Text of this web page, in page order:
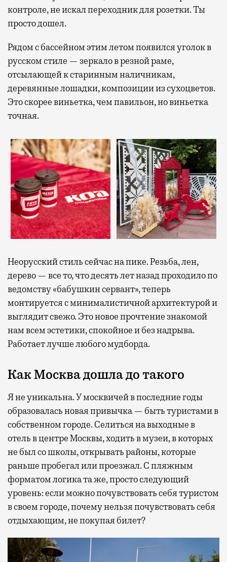
контроле, не искал переходник для розетки. Ты
просто дошел.
Рядом с бассейном этим летом появился уголок в
русском стиле — зеркало в резной раме,
отсылающей к старинным наличникам,
деревянные лошадки, композиции из сухоцветов.
Это скорее виньетка, чем павильон, но виньетка
точная.
Неорусский стиль сейчас на пике. Резьба, лен,
дерево — все то, что десять лет назад проходило по
ведомству «бабушкин сервант», теперь
монтируется с минималистичной архитектурой и
выглядит свежо. Это новое прочтение знакомой
нам всем эстетики, спокойное и без надрыва.
Работает лучше любого мудборда.
Как Москва дошла до такого
Я не уникальна. У москвичей в последние годы
образовалась новая привычка — быть туристами в
собственном городе. Селиться на выходные в
отель в центре Москвы, ходить в музеи, в которых
не был со школы, открывать районы, которые
раньше пробегал или проезжал. С пляжным
форматом логика та же, просто следующий
уровень: если можно почувствовать себя туристом
в своем городе, почему нельзя почувствовать себя
отдыхающим, не покупая билет?